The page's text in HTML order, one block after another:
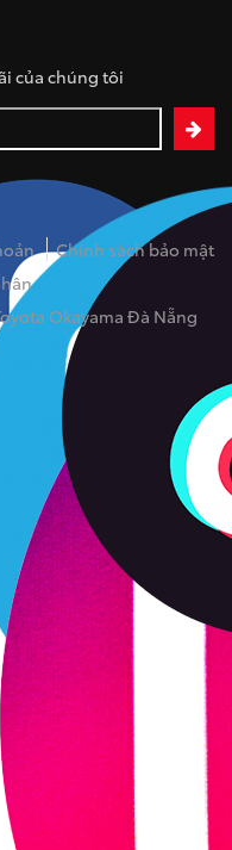
của chúng tôi
Chính sách bảo mật
Okayama Đà Nẵng